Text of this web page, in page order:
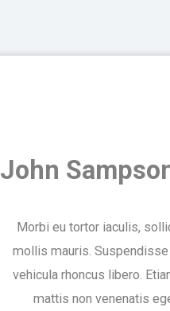
John
Morbi eu tortor iaculis,
mollis mauris.
vehicula rhoncus libero.
mattis non venenatis